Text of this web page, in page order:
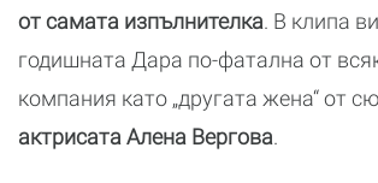
от самата изпълнителка. В клипа
годишната Дара по-фатална от
компания като „другата жена“ от
актрисата Алена Вергова.